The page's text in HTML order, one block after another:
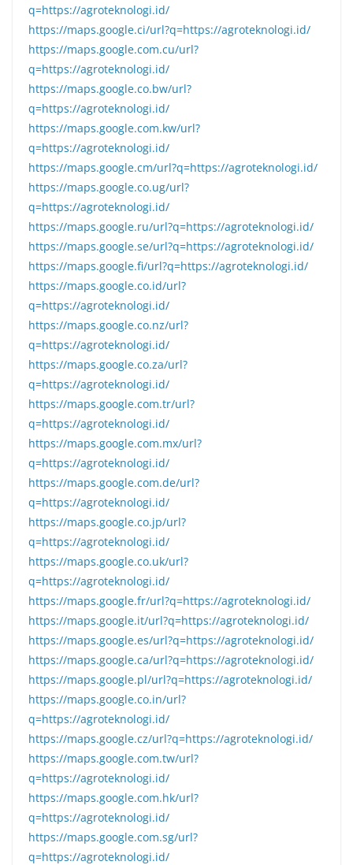
q=https://agroteknologi.id/
https://maps.google.ci/url?q=https://agroteknologi.id/
https://maps.google.com.cu/url?
q=https://agroteknologi.id/
https://maps.google.co.bw/url?
q=https://agroteknologi.id/
https://maps.google.com.kw/url?
q=https://agroteknologi.id/
https://maps.google.cm/url?q=https://agroteknologi.id/
https://maps.google.co.ug/url?
q=https://agroteknologi.id/
https://maps.google.ru/url?q=https://agroteknologi.id/
https://maps.google.se/url?q=https://agroteknologi.id/
https://maps.google.fi/url?q=https://agroteknologi.id/
https://maps.google.co.id/url?
q=https://agroteknologi.id/
https://maps.google.co.nz/url?
q=https://agroteknologi.id/
https://maps.google.co.za/url?
q=https://agroteknologi.id/
https://maps.google.com.tr/url?
q=https://agroteknologi.id/
https://maps.google.com.mx/url?
q=https://agroteknologi.id/
https://maps.google.com.de/url?
q=https://agroteknologi.id/
https://maps.google.co.jp/url?
q=https://agroteknologi.id/
https://maps.google.co.uk/url?
q=https://agroteknologi.id/
https://maps.google.fr/url?q=https://agroteknologi.id/
https://maps.google.it/url?q=https://agroteknologi.id/
https://maps.google.es/url?q=https://agroteknologi.id/
https://maps.google.ca/url?q=https://agroteknologi.id/
https://maps.google.pl/url?q=https://agroteknologi.id/
https://maps.google.co.in/url?
q=https://agroteknologi.id/
https://maps.google.cz/url?q=https://agroteknologi.id/
https://maps.google.com.tw/url?
q=https://agroteknologi.id/
https://maps.google.com.hk/url?
q=https://agroteknologi.id/
https://maps.google.com.sg/url?
q=https://agroteknologi.id/